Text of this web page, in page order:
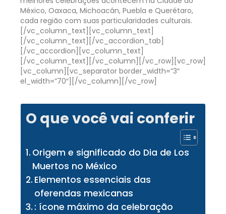
México, Oaxaca, Michoacán, Puebla e Querétaro,
cada região com suas particularidades culturais.
[/vc_column_text][vc_column_text]
[/vc_column_text][/vc_accordion_tab]
[/vc_accordion][vc_column_text]
[/vc_column_text][/vc_column][/vc_row][vc_row]
[vc_column][vc_separator border_width=”3″
el_width=”70″][/vc_column][/vc_row]
O que você vai conferir
Origem e significado do Dia de Los
Muertos no México
Elementos essenciais das
oferendas mexicanas
: ícone máximo da celebração